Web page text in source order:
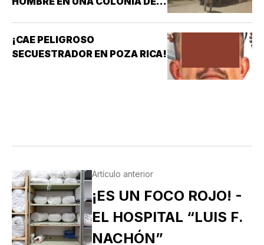
¡CAE PELIGROSO
SECUESTRADOR EN POZA RICA!
Artículo anterior
¡ES UN FOCO ROJO! -
EL HOSPITAL “LUIS F.
NACHÓN”